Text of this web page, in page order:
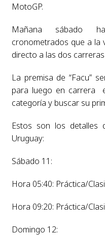
MotoGP.
Mañana sábado
cronometrados que a la
directo a las dos
La premisa de “Facu”
para luego en carrera
categoría y buscar su
Estos son los detalles
Uruguay:
Sábado 11:
Hora 05:40: Práctica/
Hora 09:20: Práctica/
Domingo 12: